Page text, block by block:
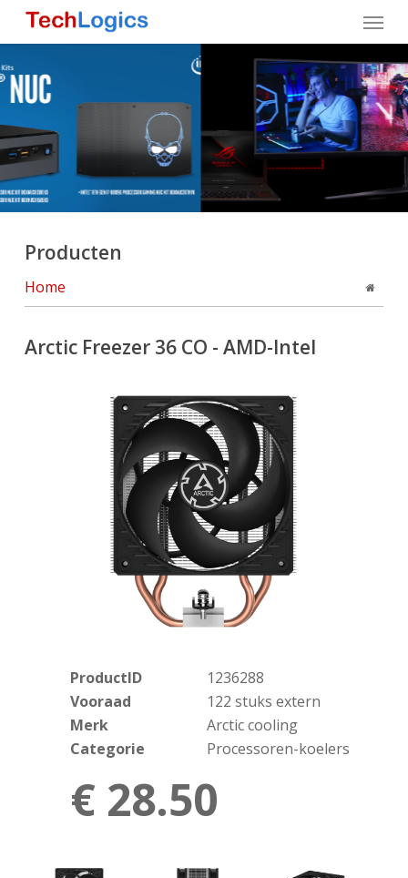
Skip
content
Menu
Producten
Home
Arctic Freezer 36 CO - AMD-Intel
ProductID
1236288
Vooraad
122 stuks extern
Merk
Arctic cooling
Categorie
Processoren-koelers
€ 28.50